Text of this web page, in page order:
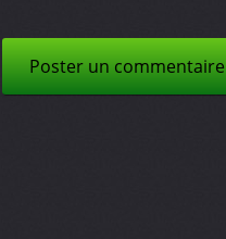
Poster un commentaire